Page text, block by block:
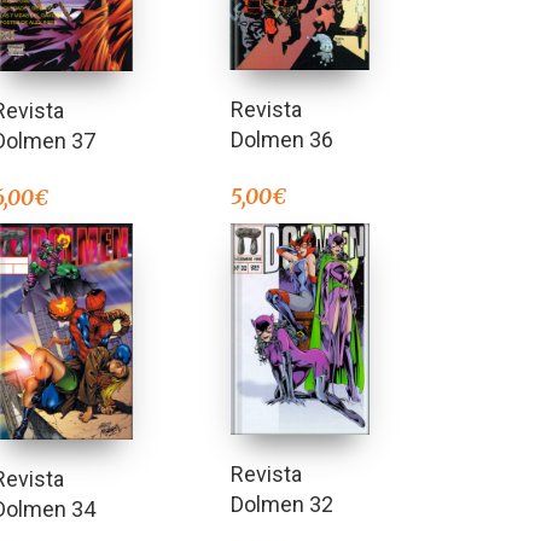
37
€
Revista
Dolmen 36
5,00€
34
Revista
Dolmen 32